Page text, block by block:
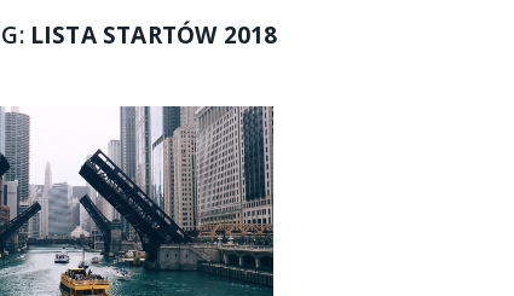
LISTA STARTÓW 2018